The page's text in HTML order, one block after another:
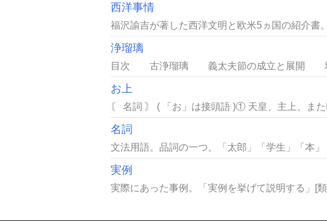
西洋事情
福沢諭吉が著した西洋文明と欧米5ヵ国の紹介書
浄瑠璃
目次 古浄瑠璃 義太夫節の成立と展開 地方
お上
〘 名詞 〙 ( 「お」は接頭語 )① 天皇、主上、ま
名詞
文法用語。品詞の一つ。「太郎」「学生」「本
実例
実際にあった事例。「実例を挙げて説明する」[